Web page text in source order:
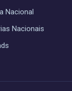
Nacional
Nacionais